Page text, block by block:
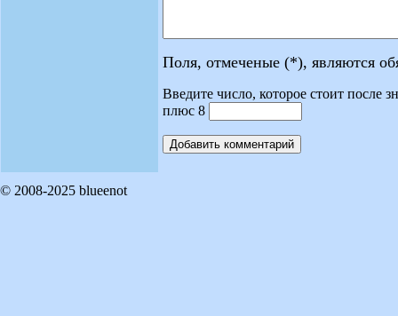
Поля, отмеченые (*), являются
Введите число, которое стоит после
плюс 8
© 2008-2025 blueenot